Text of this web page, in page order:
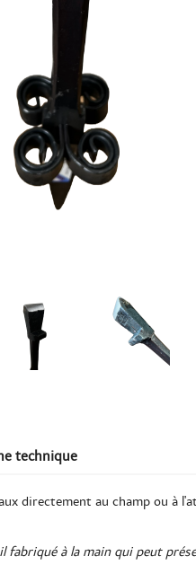
technique
directement au champ ou à
à la main qui peut